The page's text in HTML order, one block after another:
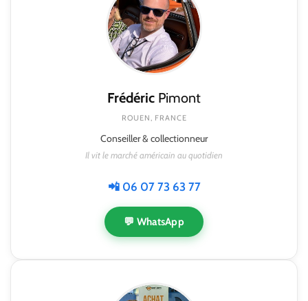
Frédéric Pimont
ROUEN, FRANCE
Conseiller & collectionneur
Il vit le marché américain au quotidien
📲 06 07 73 63 77
💬 WhatsApp